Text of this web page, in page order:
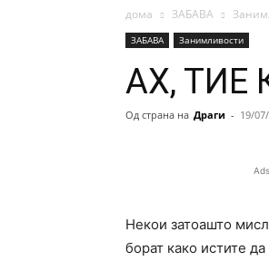
дома ЗАБАВА
ЗАБАВА Занимливости
АХ, ТИЕ
Од страна на Драги - 19/
Ads
Некои затоашто
борат како истите да